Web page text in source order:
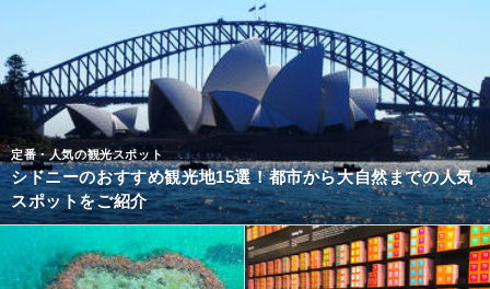
定番・人気の観光スポット
シドニーのおすすめ観光地15選！都市から大自然までの人気
スポットをご紹介